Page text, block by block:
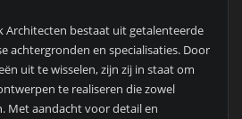
Architecten bestaat uit getalenteerde
achtergronden en specialisaties. Door
uit te wisselen, zijn zij in staat om
te realiseren die zowel
Met aandacht voor detail en